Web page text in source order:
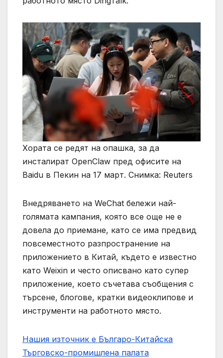
Хората се редят на опашка, за да
инсталират OpenClaw пред офисите на
Baidu в Пекин на 17 март. Снимка: Reuters
Внедряването на WeChat бележи най-
голямата кампания, която все още не е
довела до приемане, като се има предвид
повсеместното разпространение на
приложението в Китай, където е известно
като Weixin и често описвано като супер
приложение, което съчетава съобщения с
търсене, блогове, кратки видеоклипове и
инструменти на работното място.
Нашия източник е Българо-Китайска
Търговско-промишлена палaта